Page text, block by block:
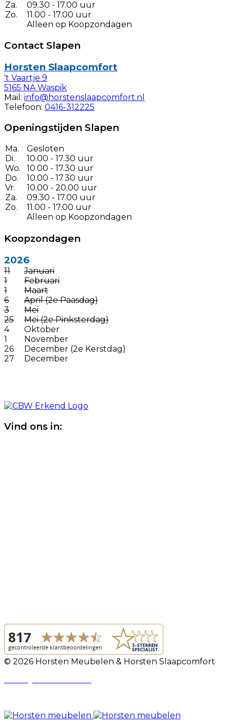
Za.
Zo.
09.30 - 17.00 uur
11.00 - 17.00 uur
Alleen op Koopzondagen
Contact Slapen
Horsten Slaapcomfort
't Vaartje 9
5165 NA Waspik
Mail: info@horstenslaapcomfort.nl
Telefoon: 0416-312225
Openingstijden Slapen
Ma.
Di.
Wo.
Do.
Vr.
Za.
Zo.
Gesloten
10.00 - 17.30 uur
10.00 - 17.30 uur
10.00 - 17.30 uur
10.00 - 20.00 uur
09.30 - 17.00 uur
11.00 - 17.00 uur
Alleen op Koopzondagen
Koopzondagen
2026
11
Januari
1
Februari
1
Maart
6
April (2e Paasdag)
3
Mei
25
Mei (2e Pinksterdag)
4
Oktober
1
November
26
December (2e Kerstdag)
27
December
Vind ons in:
© 2026 Horsten Meubelen & Horsten Slaapcomfort